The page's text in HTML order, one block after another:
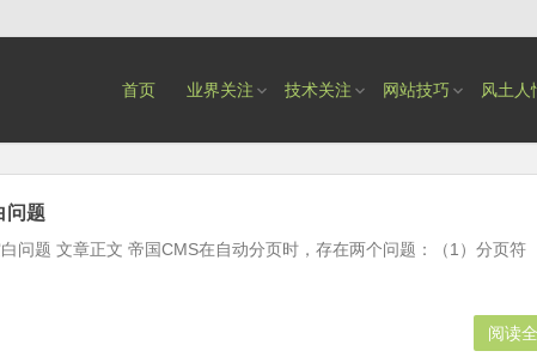
首页 业界关注 技术关注 网站技巧 风土人
问题
问题 文章正文 帝国CMS在自动分页时，存在两个问题：（1）分页符
阅读